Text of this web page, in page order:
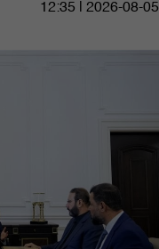
12:35 | 2026-08-05